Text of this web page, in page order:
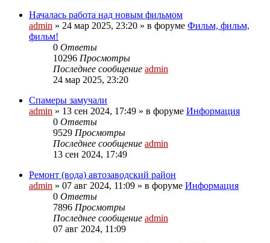
Началась работа над новым фильмом
admin » 24 мар 2025, 23:20 » в форуме Фильм, фильм,
фильм!
0 Ответы
10296 Просмотры
Последнее сообщение admin
24 мар 2025, 23:20
Спамеры замучали
admin » 13 сен 2024, 17:49 » в форуме Информация
0 Ответы
9529 Просмотры
Последнее сообщение admin
13 сен 2024, 17:49
Ремонт (вода) автозаводский район
admin » 07 авг 2024, 11:09 » в форуме Информация
0 Ответы
7896 Просмотры
Последнее сообщение admin
07 авг 2024, 11:09